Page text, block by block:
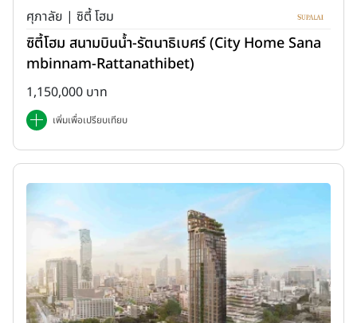
ศุภาลัย | ซิตี้ โฮม
ซิตี้โฮม สนามบินน้ำ-รัตนาธิเบศร์ (City Home Sana
mbinnam-Rattanathibet)
1,150,000 บาท
เพิ่มเพื่อเปรียบเทียบ